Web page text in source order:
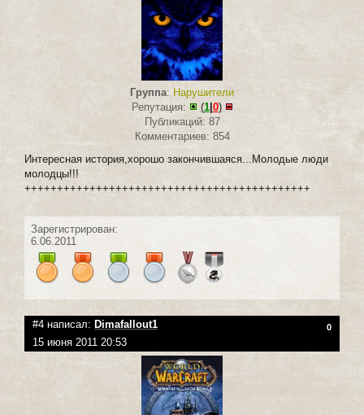
Группа: Нарушители
Репутация:
(1| 0)
Публикаций: 87
Комментариев: 854
Интересная история,хорошо закончившаяся...Молодые люди
молодцы!!!
++++++++++++++++++++++++++++++++++++++++++++
Зарегистрирован:
6.06.2011
#4 написал: Dimafallout1 0
15 июня 2011 20:53